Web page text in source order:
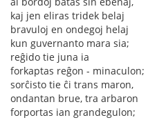
kaj jen eliras tridek belaj
bravuloj en ondegoj helaj
kun guvernanto mara sia;
reĝido tie juna ia
forkaptas reĝon - minaculon;
sorĉisto tie ĉi trans maron,
ondantan brue, tra arbaron
forportas ian grandegulon;